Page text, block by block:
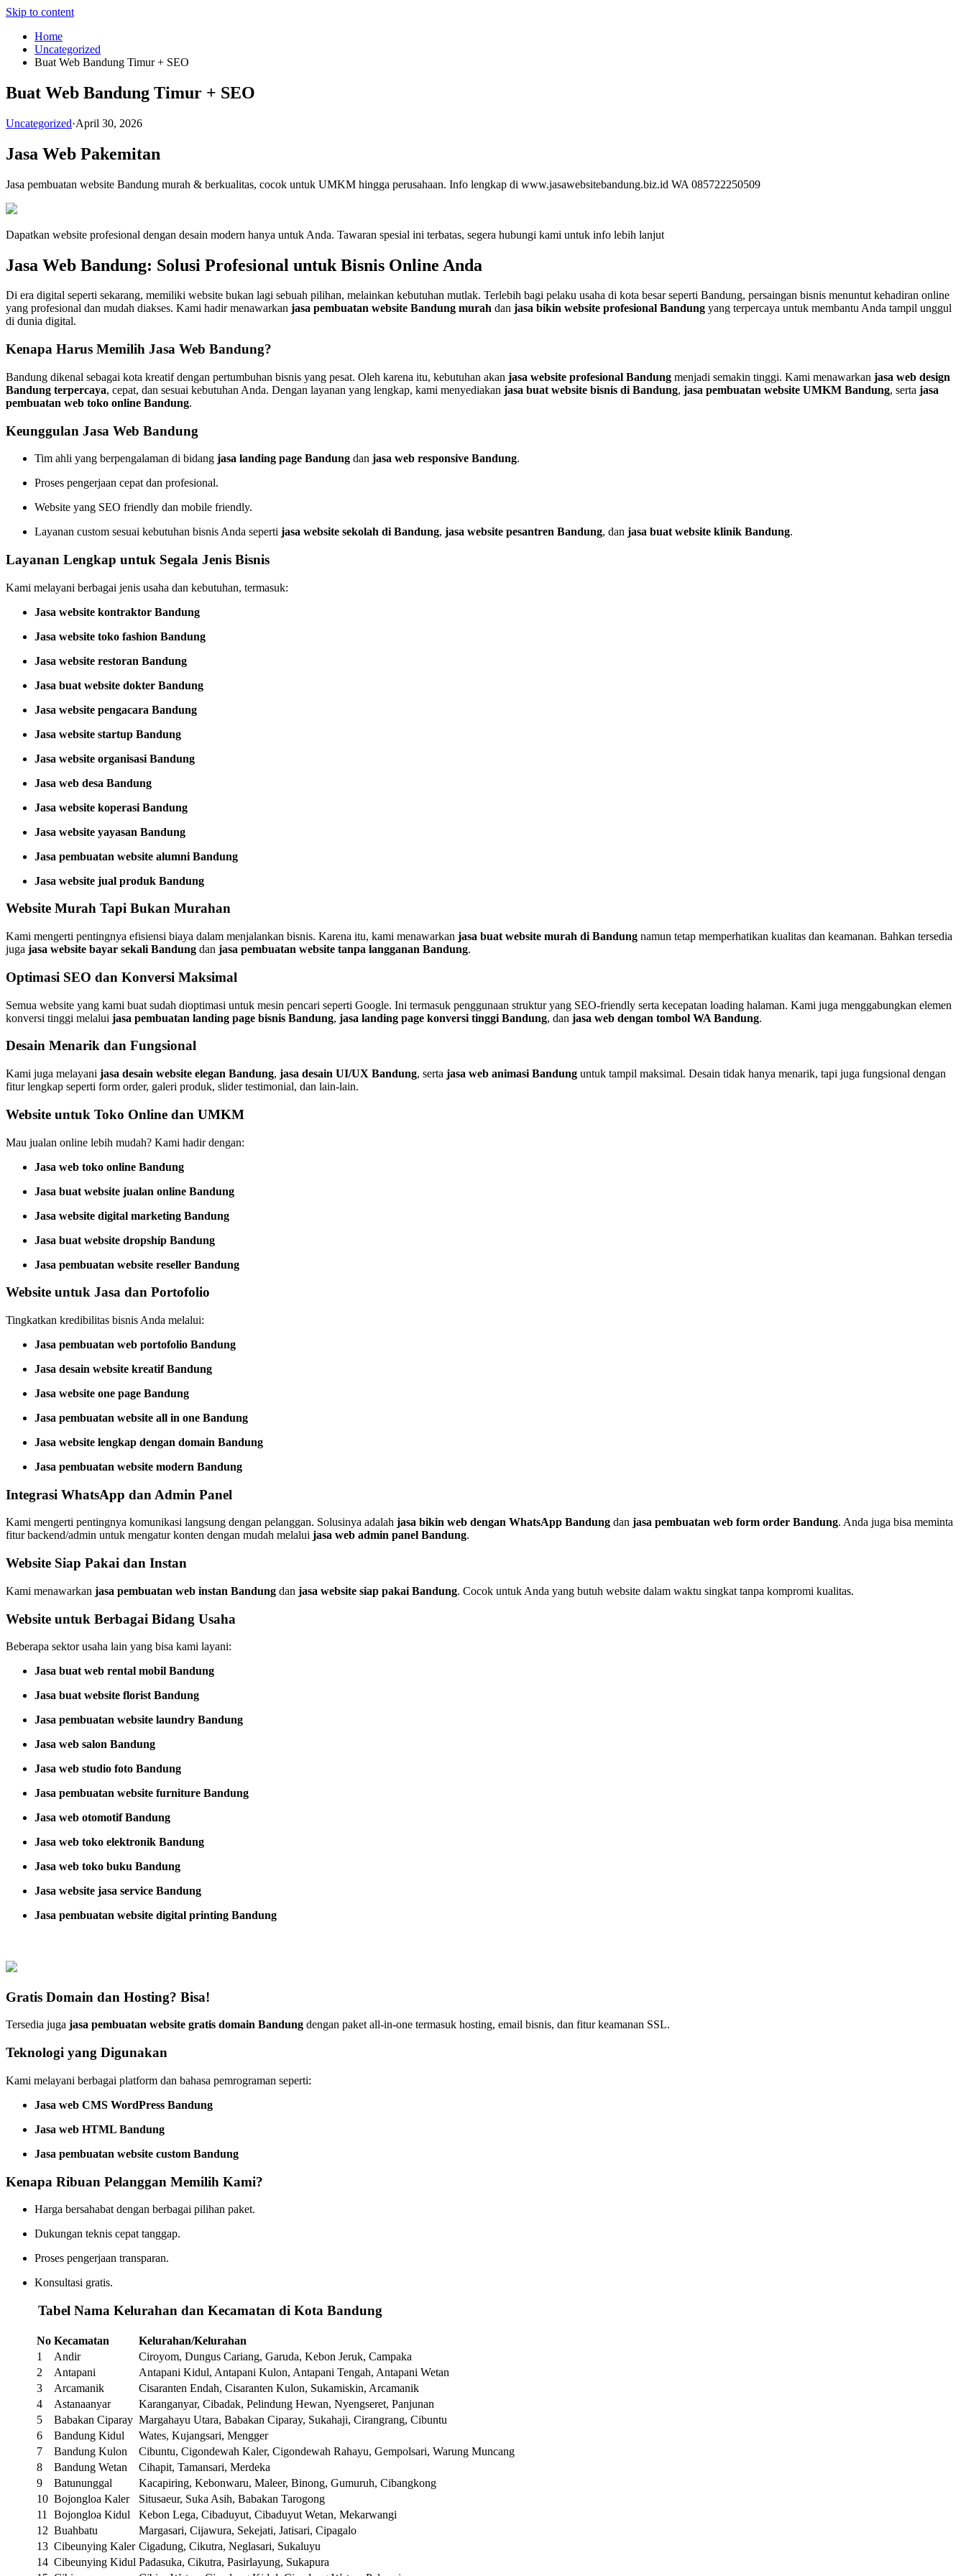
Skip to content
Home
Uncategorized
Buat Web Bandung Timur + SEO
Buat Web Bandung Timur + SEO
Uncategorized·April 30, 2026
Jasa Web Pakemitan
Jasa pembuatan website Bandung murah & berkualitas, cocok untuk UMKM hingga perusahaan. Info lengkap di www.jasawebsitebandung.biz.id WA 085722250509
Dapatkan website profesional dengan desain modern hanya untuk Anda. Tawaran spesial ini terbatas, segera hubungi kami untuk info lebih lanjut
Jasa Web Bandung: Solusi Profesional untuk Bisnis Online Anda
Di era digital seperti sekarang, memiliki website bukan lagi sebuah pilihan, melainkan kebutuhan mutlak. Terlebih bagi pelaku usaha di kota besar seperti Bandung, persaingan bisnis menuntut kehadiran online
yang profesional dan mudah diakses. Kami hadir menawarkan jasa pembuatan website Bandung murah dan jasa bikin website profesional Bandung yang terpercaya untuk membantu Anda tampil unggul
di dunia digital.
Kenapa Harus Memilih Jasa Web Bandung?
Bandung dikenal sebagai kota kreatif dengan pertumbuhan bisnis yang pesat. Oleh karena itu, kebutuhan akan jasa website profesional Bandung menjadi semakin tinggi. Kami menawarkan jasa web design
Bandung terpercaya, cepat, dan sesuai kebutuhan Anda. Dengan layanan yang lengkap, kami menyediakan jasa buat website bisnis di Bandung, jasa pembuatan website UMKM Bandung, serta jasa
pembuatan web toko online Bandung.
Keunggulan Jasa Web Bandung
Tim ahli yang berpengalaman di bidang jasa landing page Bandung dan jasa web responsive Bandung.
Proses pengerjaan cepat dan profesional.
Website yang SEO friendly dan mobile friendly.
Layanan custom sesuai kebutuhan bisnis Anda seperti jasa website sekolah di Bandung, jasa website pesantren Bandung, dan jasa buat website klinik Bandung.
Layanan Lengkap untuk Segala Jenis Bisnis
Kami melayani berbagai jenis usaha dan kebutuhan, termasuk:
Jasa website kontraktor Bandung
Jasa website toko fashion Bandung
Jasa website restoran Bandung
Jasa buat website dokter Bandung
Jasa website pengacara Bandung
Jasa website startup Bandung
Jasa website organisasi Bandung
Jasa web desa Bandung
Jasa website koperasi Bandung
Jasa website yayasan Bandung
Jasa pembuatan website alumni Bandung
Jasa website jual produk Bandung
Website Murah Tapi Bukan Murahan
Kami mengerti pentingnya efisiensi biaya dalam menjalankan bisnis. Karena itu, kami menawarkan jasa buat website murah di Bandung namun tetap memperhatikan kualitas dan keamanan. Bahkan tersedia
juga jasa website bayar sekali Bandung dan jasa pembuatan website tanpa langganan Bandung.
Optimasi SEO dan Konversi Maksimal
Semua website yang kami buat sudah dioptimasi untuk mesin pencari seperti Google. Ini termasuk penggunaan struktur yang SEO-friendly serta kecepatan loading halaman. Kami juga menggabungkan elemen
konversi tinggi melalui jasa pembuatan landing page bisnis Bandung, jasa landing page konversi tinggi Bandung, dan jasa web dengan tombol WA Bandung.
Desain Menarik dan Fungsional
Kami juga melayani jasa desain website elegan Bandung, jasa desain UI/UX Bandung, serta jasa web animasi Bandung untuk tampil maksimal. Desain tidak hanya menarik, tapi juga fungsional dengan
fitur lengkap seperti form order, galeri produk, slider testimonial, dan lain-lain.
Website untuk Toko Online dan UMKM
Mau jualan online lebih mudah? Kami hadir dengan:
Jasa web toko online Bandung
Jasa buat website jualan online Bandung
Jasa website digital marketing Bandung
Jasa buat website dropship Bandung
Jasa pembuatan website reseller Bandung
Website untuk Jasa dan Portofolio
Tingkatkan kredibilitas bisnis Anda melalui:
Jasa pembuatan web portofolio Bandung
Jasa desain website kreatif Bandung
Jasa website one page Bandung
Jasa pembuatan website all in one Bandung
Jasa website lengkap dengan domain Bandung
Jasa pembuatan website modern Bandung
Integrasi WhatsApp dan Admin Panel
Kami mengerti pentingnya komunikasi langsung dengan pelanggan. Solusinya adalah jasa bikin web dengan WhatsApp Bandung dan jasa pembuatan web form order Bandung. Anda juga bisa meminta
fitur backend/admin untuk mengatur konten dengan mudah melalui jasa web admin panel Bandung.
Website Siap Pakai dan Instan
Kami menawarkan jasa pembuatan web instan Bandung dan jasa website siap pakai Bandung. Cocok untuk Anda yang butuh website dalam waktu singkat tanpa kompromi kualitas.
Website untuk Berbagai Bidang Usaha
Beberapa sektor usaha lain yang bisa kami layani:
Jasa buat web rental mobil Bandung
Jasa buat website florist Bandung
Jasa pembuatan website laundry Bandung
Jasa web salon Bandung
Jasa web studio foto Bandung
Jasa pembuatan website furniture Bandung
Jasa web otomotif Bandung
Jasa web toko elektronik Bandung
Jasa web toko buku Bandung
Jasa website jasa service Bandung
Jasa pembuatan website digital printing Bandung
Gratis Domain dan Hosting? Bisa!
Tersedia juga jasa pembuatan website gratis domain Bandung dengan paket all-in-one termasuk hosting, email bisnis, dan fitur keamanan SSL.
Teknologi yang Digunakan
Kami melayani berbagai platform dan bahasa pemrograman seperti:
Jasa web CMS WordPress Bandung
Jasa web HTML Bandung
Jasa pembuatan website custom Bandung
Kenapa Ribuan Pelanggan Memilih Kami?
Harga bersahabat dengan berbagai pilihan paket.
Dukungan teknis cepat tanggap.
Proses pengerjaan transparan.
Konsultasi gratis.
Tabel Nama Kelurahan dan Kecamatan di Kota Bandung
No Kecamatan
Kelurahan/Kelurahan
1
Andir
Ciroyom, Dungus Cariang, Garuda, Kebon Jeruk, Campaka
2
Antapani
Antapani Kidul, Antapani Kulon, Antapani Tengah, Antapani Wetan
3
Arcamanik
Cisaranten Endah, Cisaranten Kulon, Sukamiskin, Arcamanik
4
Astanaanyar
Karanganyar, Cibadak, Pelindung Hewan, Nyengseret, Panjunan
5
Babakan Ciparay Margahayu Utara, Babakan Ciparay, Sukahaji, Cirangrang, Cibuntu
6
Bandung Kidul
Wates, Kujangsari, Mengger
7
Bandung Kulon
Cibuntu, Cigondewah Kaler, Cigondewah Rahayu, Gempolsari, Warung Muncang
8
Bandung Wetan
Cihapit, Tamansari, Merdeka
9
Batununggal
Kacapiring, Kebonwaru, Maleer, Binong, Gumuruh, Cibangkong
10 Bojongloa Kaler
Situsaeur, Suka Asih, Babakan Tarogong
11
Bojongloa Kidul
Kebon Lega, Cibaduyut, Cibaduyut Wetan, Mekarwangi
12 Buahbatu
Margasari, Cijawura, Sekejati, Jatisari, Cipagalo
13 Cibeunying Kaler Cigadung, Cikutra, Neglasari, Sukaluyu
14 Cibeunying Kidul Padasuka, Cikutra, Pasirlayung, Sukapura